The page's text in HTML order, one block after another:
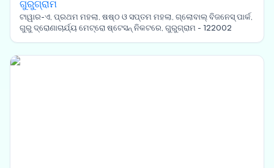
ଗୁରୁଗ୍ରାମ
ଟାୱାର-ଏ, ପ୍ରଥମ ମହଲା, ଷଷ୍ଠ ଓ ସପ୍ତମ ମହଲା, ଗ୍ଲୋବାଲ୍ ବିଜନେସ୍ ପାର୍କ,
ଗୁରୁ ଦ୍ରୋଣାଚାର୍ଯ୍ୟ ମେଟ୍ରୋ ଷ୍ଟେସନ୍ ନିକଟରେ, ଗୁରୁଗ୍ରାମ - 122002